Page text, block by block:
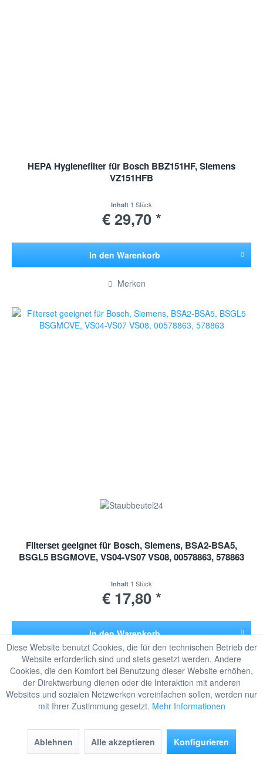
HEPA Hygienefilter für Bosch BBZ151HF, Siemens
VZ151HFB
Inhalt 1 Stück
€ 29,70 *
In den Warenkorb
Merken
Filterset geeignet für Bosch, Siemens, BSA2-BSA5,
BSGL5 BSGMOVE, VS04-VS07 VS08, 00578863, 578863
Inhalt 1 Stück
€ 17,80 *
In den Warenkorb
Hinzugefügt
Merken
TIPP!
Diese Website benutzt Cookies, die für den technischen Betrieb der
Website erforderlich sind und stets gesetzt werden. Andere
Cookies, die den Komfort bei Benutzung dieser Website erhöhen,
der Direktwerbung dienen oder die Interaktion mit anderen
Websites und sozialen Netzwerken vereinfachen sollen, werden nur
mit Ihrer Zustimmung gesetzt. Mehr Informationen
Ablehnen Alle akzeptieren Konfigurieren